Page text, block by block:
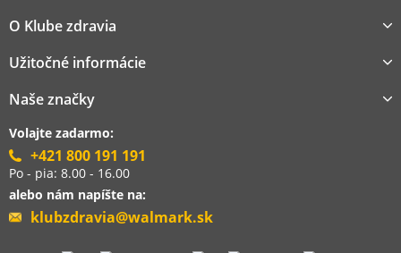
O Klube zdravia
Užitočné informácie
Naše značky
Volajte zadarmo:
+421 800 191 191
Po - pia: 8.00 - 16.00
alebo nám napíšte na:
klubzdravia@walmark.sk